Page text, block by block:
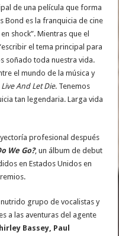
de una película que forma
Bond es la franquicia de cine
shock”. Mientras que el
el tema principal para
soñado toda nuestra vida.
el mundo de la música y
Live And Let Die. Tenemos
tan legendaria. Larga vida
profesional después
We Go?, un álbum de debut
en Estados Unidos en
grupo de vocalistas y
a las aventuras del agente
Bassey, Paul